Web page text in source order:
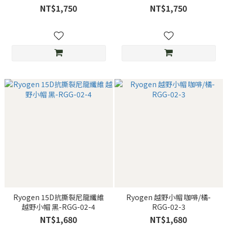
Cap）咖啡-RGG-10
NT$1,750
Cap）黑-RGG-10
NT$1,750
Ryogen 15D抗撕裂尼龍纖維
越野小帽 黑-RGG-02-4
NT$1,680
Ryogen 越野小帽 咖啡/橘-
RGG-02-3
NT$1,680